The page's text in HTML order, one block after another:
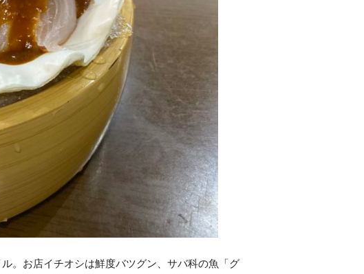
。お店イチオシは鮮度バツグン、サバ科の魚「グ